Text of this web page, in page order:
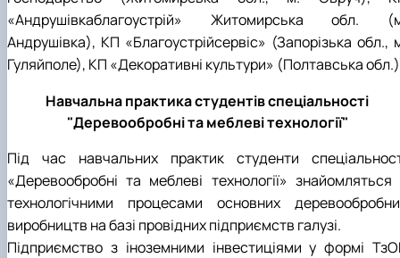
«Андрушівкаблагоустрій» Житомирська обл.
Андрушівка), КП «Благоустрійсервіс» (Запорізька обл.,
Гуляйполе), КП «Декоративні культури» (Полтавська
Навчальна практика студентів спеціальності
"Деревообробні та меблеві технології"
Під час навчальних практик студенти
«Деревообробні та меблеві технології» знайомляться
технологічними процесами основних
виробництв на базі провідних підприємств галузі.
Підприємство з іноземними інвестиціями у формі